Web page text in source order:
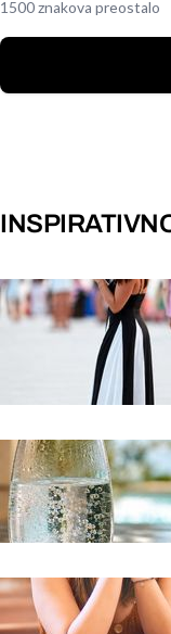
1500 znakova preostalo